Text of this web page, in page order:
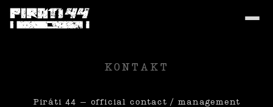
KONTAKT
Piráti 44 – official contact / management